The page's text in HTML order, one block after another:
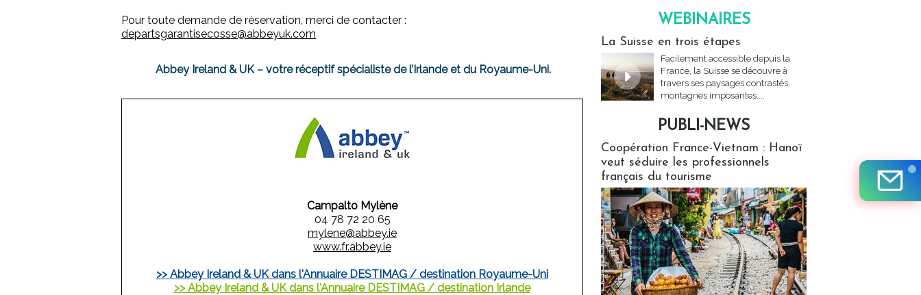
Pour toute demande de réservation, merci de contacter :
departsgarantisecosse@abbeyuk.com
Abbey Ireland & UK – votre réceptif spécialiste de l’Irlande et du Royaume-Uni.
Campalto Mylène
04 78 72 20 65
mylene@abbey.ie
www.fr.abbey.ie
>> Abbey Ireland & UK dans l'Annuaire DESTIMAG / destination Royaume-Uni
>> Abbey Ireland & UK dans l'Annuaire DESTIMAG / destination Irlande
WEBINAIRES
La Suisse en trois étapes
Facilement accessible depuis la
France, la Suisse se découvre à
travers ses paysages contrastés,
montagnes imposantes,...
PUBLI-NEWS
Coopération France-Vietnam : Hanoï
veut séduire les professionnels
français du tourisme